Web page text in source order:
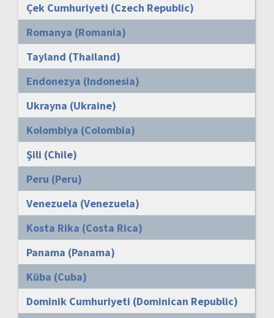
Çek Cumhuriyeti (Czech Republic)
Romanya (Romania)
Tayland (Thailand)
Endonezya (Indonesia)
Ukrayna (Ukraine)
Kolombiya (Colombia)
Şili (Chile)
Peru (Peru)
Venezuela (Venezuela)
Kosta Rika (Costa Rica)
Panama (Panama)
Küba (Cuba)
Dominik Cumhuriyeti (Dominican Republic)